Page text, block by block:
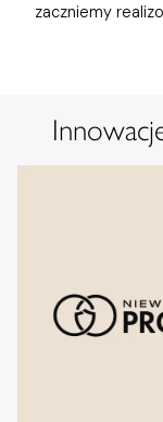
zaczniemy